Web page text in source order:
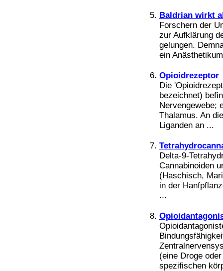
Baldrian wirkt
Forschern der
zur Aufklärung
gelungen.
ein
Opioidrezeptor
Die
bezeichnet)
Nervengewebe;
Thalamus. An
Liganden an ...
Delta-9-
Cannabinoiden
(Haschisch,
in der
...
(eine Droge
spezifischen